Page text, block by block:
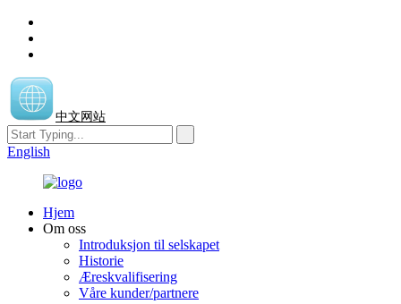
中文网站
English
Hjem
Om oss
Introduksjon til selskapet
Historie
Æreskvalifisering
Våre kunder/partnere